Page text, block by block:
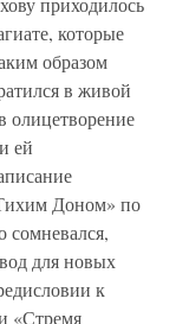
которые
образом
в живой
олицетворение
ей
Доном» по
сомневался,
для новых
к
«Стремя